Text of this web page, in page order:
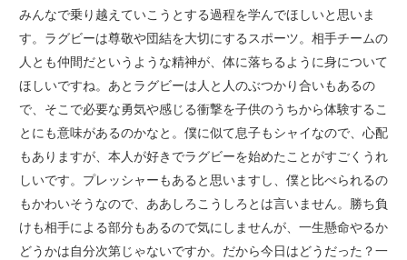
みんなで乗り越えていこうとする過程を学んでほしいと思いま
す。ラグビーは尊敬や団結を大切にするスポーツ。相手チームの
人とも仲間だというような精神が、体に落ちるように身について
ほしいですね。あとラグビーは人と人のぶつかり合いもあるの
で、そこで必要な勇気や感じる衝撃を子供のうちから体験するこ
とにも意味があるのかなと。僕に似て息子もシャイなので、心配
もありますが、本人が好きでラグビーを始めたことがすごくうれ
しいです。プレッシャーもあると思いますし、僕と比べられるの
もかわいそうなので、ああしろこうしろとは言いません。勝ち負
けも相手による部分もあるので気にしませんが、一生懸命やるか
どうかは自分次第じゃないですか。だから今日はどうだった？一